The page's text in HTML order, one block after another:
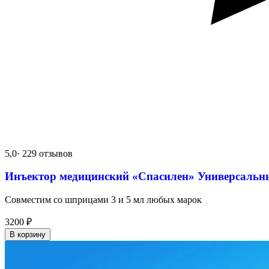
5,0· 229 отзывов
Инъектор медицинский «Спасилен»
Совместим со шприцами 3 и 5 мл любых марок
3200 ₽
В корзину